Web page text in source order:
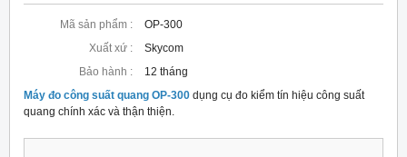
Mã sản phẩm :
OP-300
Xuất xứ :
Skycom
Bảo hành :
12 tháng
Máy đo công suất quang OP-300 dụng cụ đo kiểm tín hiệu công suất
quang chính xác và thận thiện.